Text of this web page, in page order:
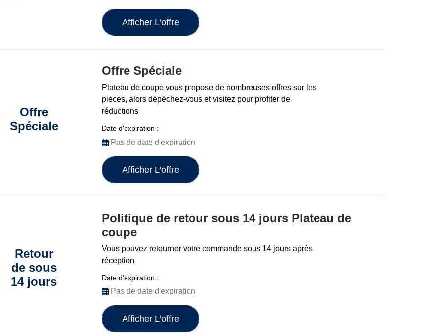
Afficher L'offre
Offre
Spéciale
Offre Spéciale
Plateau de coupe vous propose de nombreuses offres sur les
pièces, alors dépêchez-vous et visitez pour profiter de
réductions
Date d'expiration :
Pas de date d'expiration
Afficher L'offre
Retour
de sous
14 jours
Politique de retour sous 14 jours Plateau de
coupe
Vous pouvez retourner votre commande sous 14 jours après
réception
Date d'expiration :
Pas de date d'expiration
Afficher L'offre